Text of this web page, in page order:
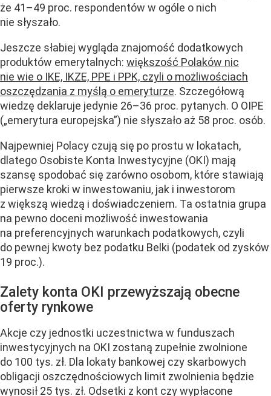
że 41–49 proc. respondentów w ogóle o nich
nie słyszało.
Jeszcze słabiej wygląda znajomość dodatkowych
produktów emerytalnych: większość Polaków nic
nie wie o IKE, IKZE, PPE i PPK, czyli o możliwościach
oszczędzania z myślą o emeryturze. Szczegółową
wiedzę deklaruje jedynie 26–36 proc. pytanych. O OIPE
(„emerytura europejska”) nie słyszało aż 58 proc. osób.
Najpewniej Polacy czują się po prostu w lokatach,
dlatego Osobiste Konta Inwestycyjne (OKI) mają
szansę spodobać się zarówno osobom, które stawiają
pierwsze kroki w inwestowaniu, jak i inwestorom
z większą wiedzą i doświadczeniem. Ta ostatnia grupa
na pewno doceni możliwość inwestowania
na preferencyjnych warunkach podatkowych, czyli
do pewnej kwoty bez podatku Belki (podatek od zysków
19 proc.).
Zalety konta OKI przewyższają obecne
oferty rynkowe
Akcje czy jednostki uczestnictwa w funduszach
inwestycyjnych na OKI zostaną zupełnie zwolnione
do 100 tys. zł. Dla lokaty bankowej czy skarbowych
obligacji oszczędnościowych limit zwolnienia będzie
wynosił 25 tys. zł. Odsetki z kont czy wypłacone